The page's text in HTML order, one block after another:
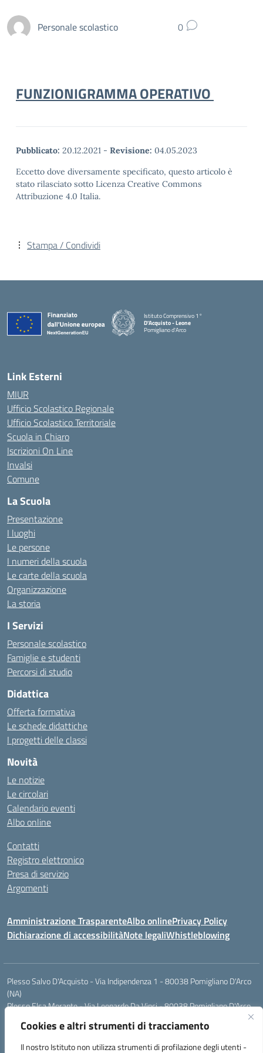
Cookies e altri strumenti di tracciamento
Il nostro Istituto non utilizza strumenti di profilazione degli utenti -
Personale scolastico 0
FUNZIONIGRAMMA OPERATIVO
Pubblicato: 20.12.2021 - Revisione: 04.05.2023
Eccetto dove diversamente specificato, questo articolo è
stato rilasciato sotto Licenza Creative Commons
Attribuzione 4.0 Italia.
Stampa / Condividi
Istituto Comprensivo 1°
D'Acquisto - Leone
Pomigliano d'Arco
— Visita la pagina iniziale della scuola
Link Esterni
MIUR
Ufficio Scolastico Regionale
Ufficio Scolastico Territoriale
Scuola in Chiaro
Iscrizioni On Line
Invalsi
Comune
La Scuola
Presentazione
I luoghi
Le persone
I numeri della scuola
Le carte della scuola
Organizzazione
La storia
I Servizi
Personale scolastico
Famiglie e studenti
Percorsi di studio
Didattica
Offerta formativa
Le schede didattiche
I progetti delle classi
Novità
Le notizie
Le circolari
Calendario eventi
Albo online
Contatti
Registro elettronico
Presa di servizio
Argomenti
Amministrazione TrasparenteAlbo onlinePrivacy Policy
Dichiarazione di accessibilitàNote legaliWhistleblowing
Plesso Salvo D'Acquisto - Via Indipendenza 1 - 80038 Pomigliano D'Arco
(NA)
Plesso Elsa Morante - Via Leonardo Da Vinci - 80038 Pomigliano D'Arco
Plesso Leone - Via Pascoli - 80038 Pomigliano D'Arco (NA)
Tel.:0813177304 - Mail: naic8g1003@istruzione.it - Pec: